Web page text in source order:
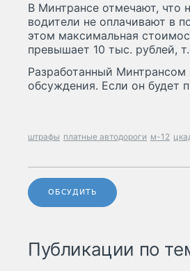
В Минтрансе отмечают, что
водители не оплачивают в
этом максимальная
превышает 10 тыс. рублей,
Разработанный Минтрансом
обсуждения. Если он будет
штрафы платные автодороги м-12
ОБСУДИТЬ
Публикации по